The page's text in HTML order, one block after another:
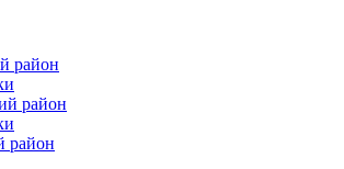
район
район
район